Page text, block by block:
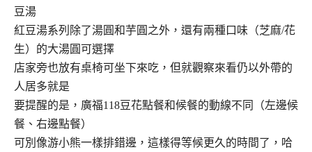
豆湯
紅豆湯系列除了湯圓和芋圓之外，還有兩種口味（芝麻/花
生）的大湯圓可選擇
店家旁也放有桌椅可坐下來吃，但就觀察來看仍以外帶的
人居多就是
要提醒的是，廣福118豆花點餐和候餐的動線不同（左邊候
餐、右邊點餐）
可別像游小熊一樣排錯邊，這樣得等候更久的時間了，哈